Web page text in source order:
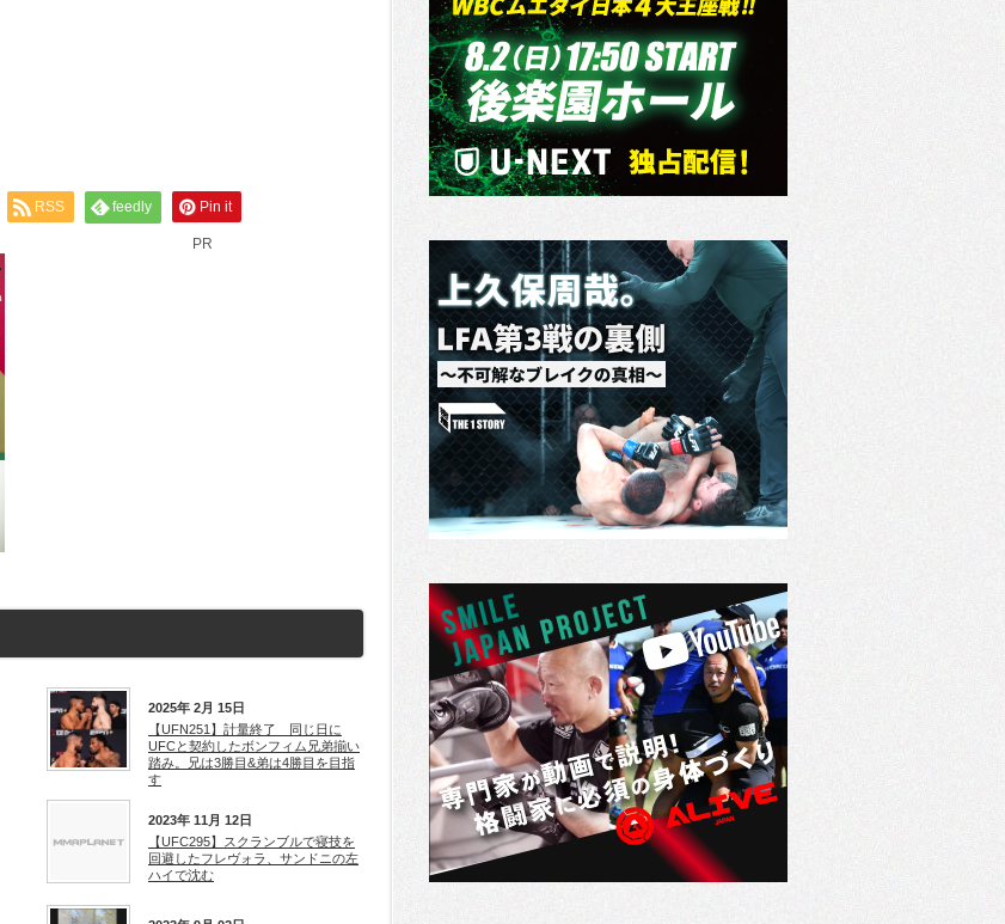
RSS feedly Pin it
PR
2025年 2月 15日
【UFN251】計量終了 同じ日に
UFCと契約したボンフィム兄弟揃い
踏み。兄は3勝目&弟は4勝目を目指
す
2023年 11月 12日
【UFC295】スクランブルで寝技を
回避したフレヴォラ、サンドニの左
ハイで沈む